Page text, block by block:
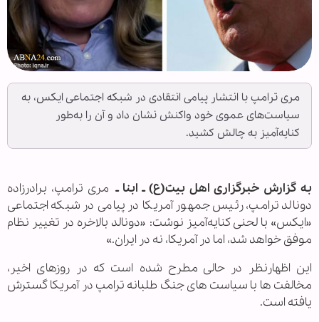
مری ترامپ با انتشار پیامی انتقادی در شبکه اجتماعی ایکس، به
سیاست‌های عموی خود واکنش نشان داد و آن را به‌طور
کنایه‌آمیز به چالش کشید.
به گزارش خبرگزاری اهل بیت(ع) ـ ابنا ـ مری ترامپ، برادرزاده
دونالد ترامپ، رئیس جمهور آمریکا در پیامی در شبکه اجتماعی
«ایکس» با لحنی کنایه‌آمیز نوشت: «دونالد بالاخره در تغییر نظام
موفق خواهد شد، اما در آمریکا، نه در ایران.»
این اظهارنظر در حالی مطرح شده است که در روزهای اخیر،
مخالفت ها با سیاست های جنگ طلبانه ترامپ در آمریکا گسترش
یافته است.